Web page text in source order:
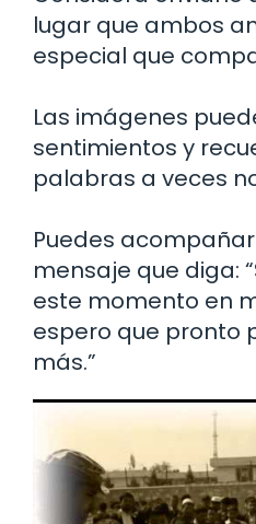
lugar que ambos
especial que
Las imágenes
sentimientos y
palabras a veces
Puedes
mensaje que diga:
este momento en
espero que pronto
más.”